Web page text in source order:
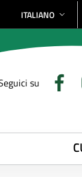
SELEZIONE
ITALIANO
su